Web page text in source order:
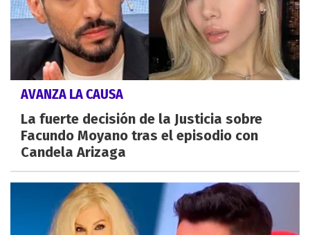
AVANZA LA CAUSA
La fuerte decisión de la Justicia sobre
Facundo Moyano tras el episodio con
Candela Arizaga